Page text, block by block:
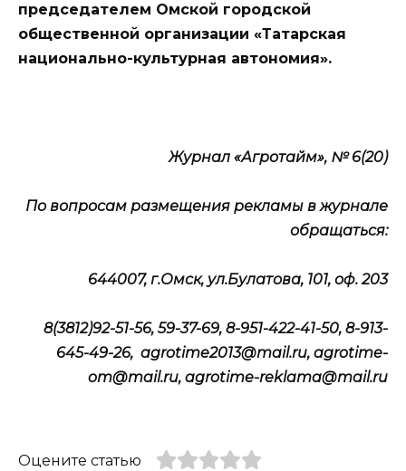
председателем Омской городской
общественной организации «Татарская
национально-культурная автономия».
Журнал «Агротайм», № 6(20)
По вопросам размещения рекламы в журнале
обращаться:
644007, г.Омск, ул.Булатова, 101, оф. 203
8(3812)92-51-56, 59-37-69, 8-951-422-41-50, 8-913-
645-49-26, agrotime2013@mail.ru, agrotime-
om@mail.ru, agrotime-reklama@mail.ru
Оцените статью